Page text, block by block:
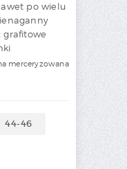
po wielu
grafitowe
merceryzowana
44-46